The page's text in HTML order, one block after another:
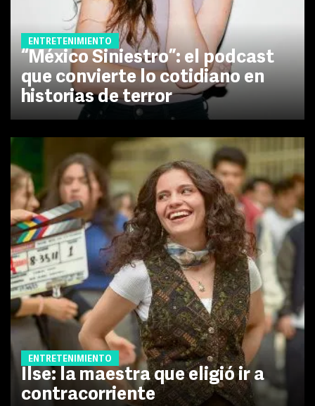
ENTRETENIMIENTO
“México Siniestro”: el podcast
que convierte lo cotidiano en
historias de terror
ENTRETENIMIENTO
Ilse: la maestra que eligió ir a
contracorriente